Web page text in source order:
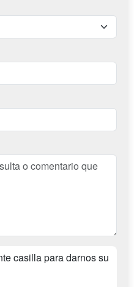
casilla para darnos su